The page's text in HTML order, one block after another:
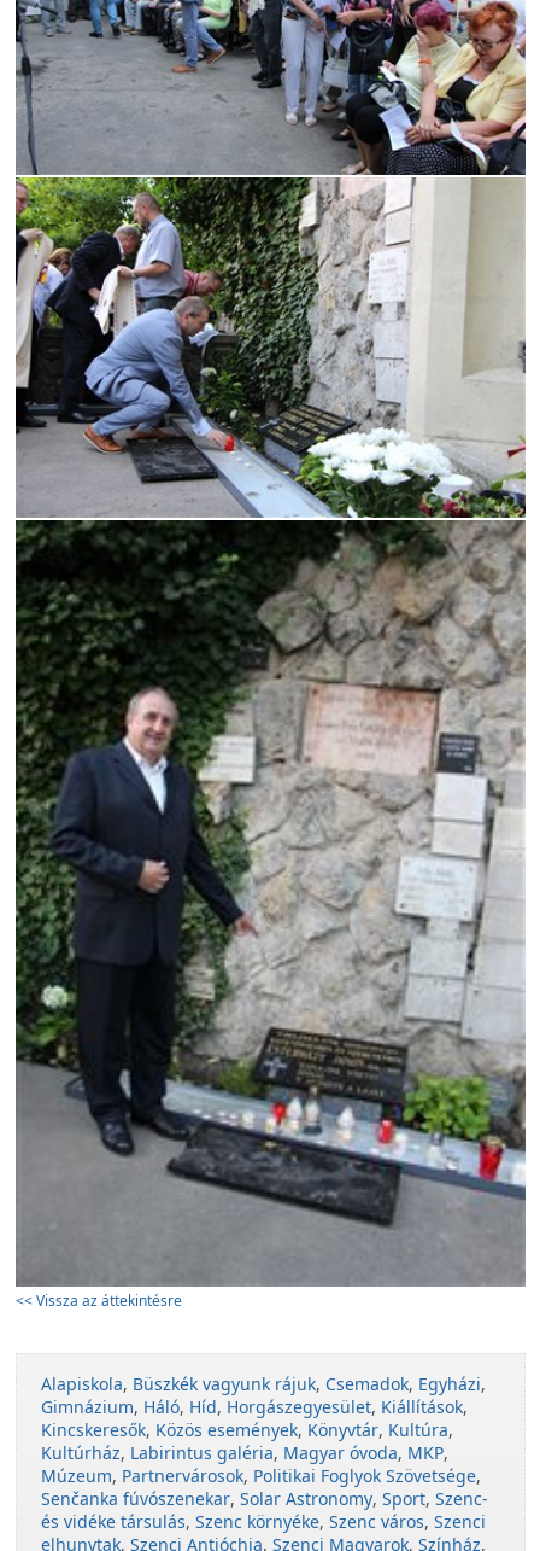
<< Vissza az áttekintésre
Alapiskola, Büszkék vagyunk rájuk, Csemadok, Egyházi,
Gimnázium, Háló, Híd, Horgászegyesület, Kiállítások,
Kincskeresők, Közös események, Könyvtár, Kultúra,
Kultúrház, Labirintus galéria, Magyar óvoda, MKP,
Múzeum, Partnervárosok, Politikai Foglyok Szövetsége,
Senčanka fúvószenekar, Solar Astronomy, Sport, Szenc-
és vidéke társulás, Szenc környéke, Szenc város, Szenci
elhunytak, Szenci Antióchia, Szenci Magyarok, Színház,